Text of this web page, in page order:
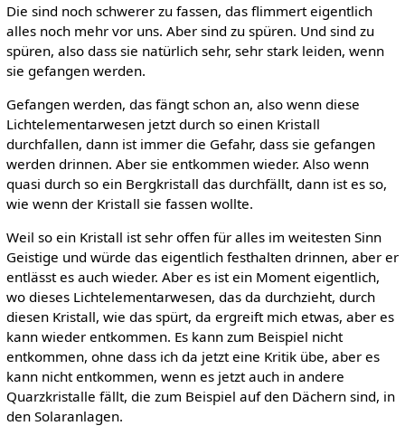
Die sind noch schwerer zu fassen, das flimmert eigentlich
alles noch mehr vor uns. Aber sind zu spüren. Und sind zu
spüren, also dass sie natürlich sehr, sehr stark leiden, wenn
sie gefangen werden.
Gefangen werden, das fängt schon an, also wenn diese
Lichtelementarwesen jetzt durch so einen Kristall
durchfallen, dann ist immer die Gefahr, dass sie gefangen
werden drinnen. Aber sie entkommen wieder. Also wenn
quasi durch so ein Bergkristall das durchfällt, dann ist es so,
wie wenn der Kristall sie fassen wollte.
Weil so ein Kristall ist sehr offen für alles im weitesten Sinn
Geistige und würde das eigentlich festhalten drinnen, aber er
entlässt es auch wieder. Aber es ist ein Moment eigentlich,
wo dieses Lichtelementarwesen, das da durchzieht, durch
diesen Kristall, wie das spürt, da ergreift mich etwas, aber es
kann wieder entkommen. Es kann zum Beispiel nicht
entkommen, ohne dass ich da jetzt eine Kritik übe, aber es
kann nicht entkommen, wenn es jetzt auch in andere
Quarzkristalle fällt, die zum Beispiel auf den Dächern sind, in
den Solaranlagen.